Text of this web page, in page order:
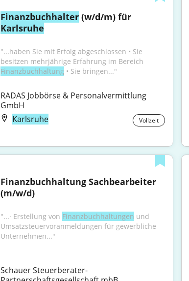
Finanzbuchhalter
Karlsruhe
"...haben Sie mit Erfolg abgeschlossen • Sie
Finanzbuchhaltung • Sie bringen..."
RADAS Jobbörse & Personalvermittlung
GmbH
Karlsruhe
Vollzeit
Finanzbuchhaltung Sachbearbeiter
(m/w/d)
"...· Erstellung von Finanzbuchhaltungen und
Umsatzsteuervoranmeldungen für gewerbliche
Unternehmen..."
Schauer Steuerberater-